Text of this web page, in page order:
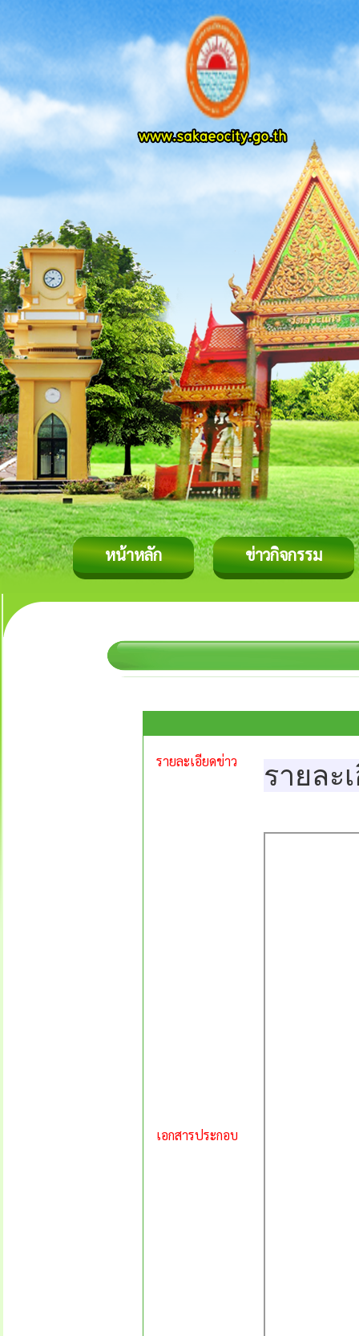
หน้าหลัก ข่าวกิจกรรม
รายละเอียดข่าว รายละ
เอกสารประกอบ